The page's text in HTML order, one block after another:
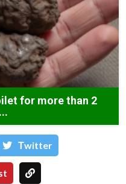
for more than 2
Тwitter